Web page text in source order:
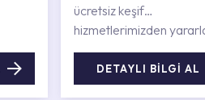
ücretsiz keşif
hizmetlerimizden
DETAYLI BİLGİ AL